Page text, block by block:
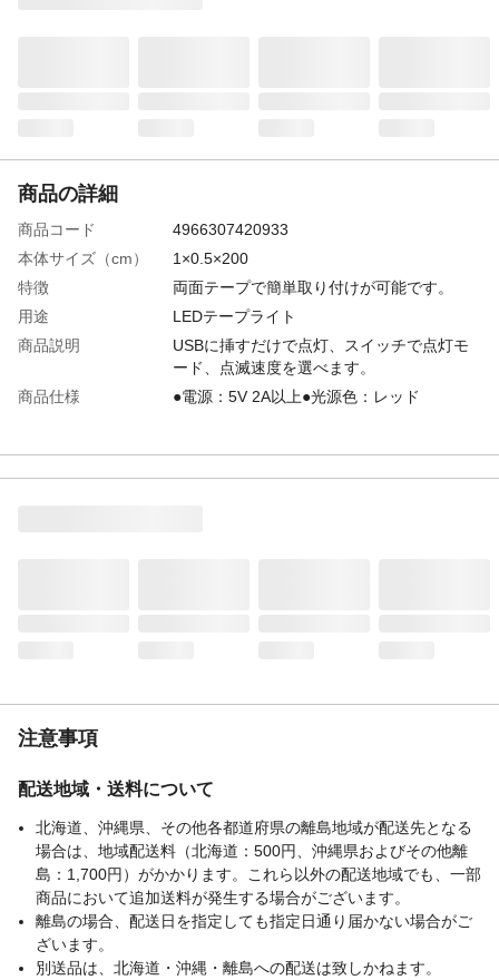
商品の詳細
商品コード
4966307420933
本体サイズ（cm）
1×0.5×200
特徴
両面テープで簡単取り付けが可能です。
用途
LEDテープライト
商品説明
USBに挿すだけで点灯、スイッチで点灯モ
ード、点滅速度を選べます。
商品仕様
●電源：5V 2A以上●光源色：レッド
重量
103g
注意事項
配送地域・送料について
北海道、沖縄県、その他各都道府県の離島地域が配送先となる
場合は、地域配送料（北海道：500円、沖縄県およびその他離
島：1,700円）がかかります。これら以外の配送地域でも、一部
商品において追加送料が発生する場合がございます。
離島の場合、配送日を指定しても指定日通り届かない場合がご
ざいます。
別送品は、北海道・沖縄・離島への配送は致しかねます。